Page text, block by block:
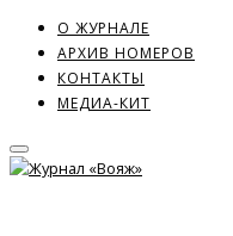
О ЖУРНАЛЕ
АРХИВ НОМЕРОВ
КОНТАКТЫ
МЕДИА-КИТ